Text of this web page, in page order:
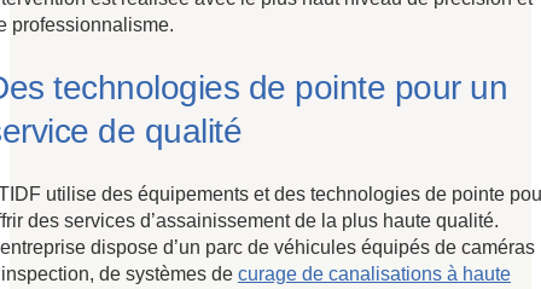
professionnalisme.
technologies de pointe pour un
de qualité
utilise des équipements et des technologies de pointe
des services d’assainissement de la plus haute qualité.
dispose d’un parc de véhicules équipés de caméras
de systèmes de curage de canalisations à haute